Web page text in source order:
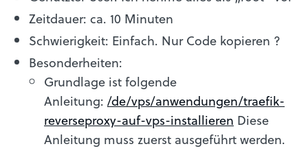
Zeitdauer: ca. 10 Minuten
Schwierigkeit: Einfach. Nur Code kopieren ?
Besonderheiten:
Grundlage ist folgende
Anleitung: /de/vps/anwendungen/traefik-
reverseproxy-auf-vps-installieren Diese
Anleitung muss zuerst ausgeführt werden.